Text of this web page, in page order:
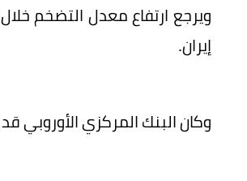
إيران.
وكان البنك المركزي الأوروبي